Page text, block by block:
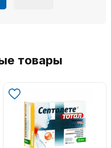
товары